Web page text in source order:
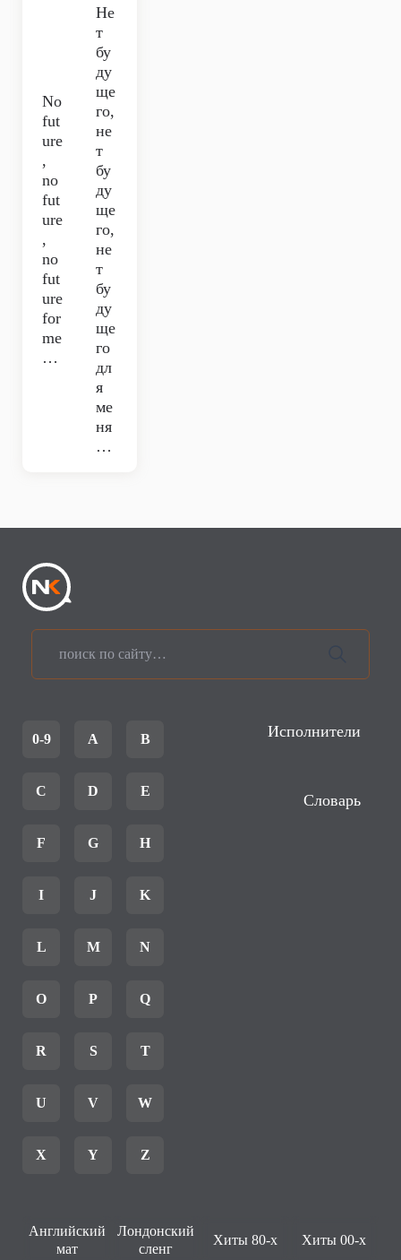
No
fut
ure
,
no
fut
ure
,
no
fut
ure
for
me
…
Не
т
бу
ду
ще
го,
не
т
бу
ду
ще
го,
не
т
бу
ду
ще
го
дл
я
ме
ня
…
0-9 A B
C D E
F G H
I J K
L M N
O P Q
R S T
U V W
X Y Z
Исполнители
Словарь
Английский
мат
Лондонский
сленг
Хиты 80-х Хиты 00-х